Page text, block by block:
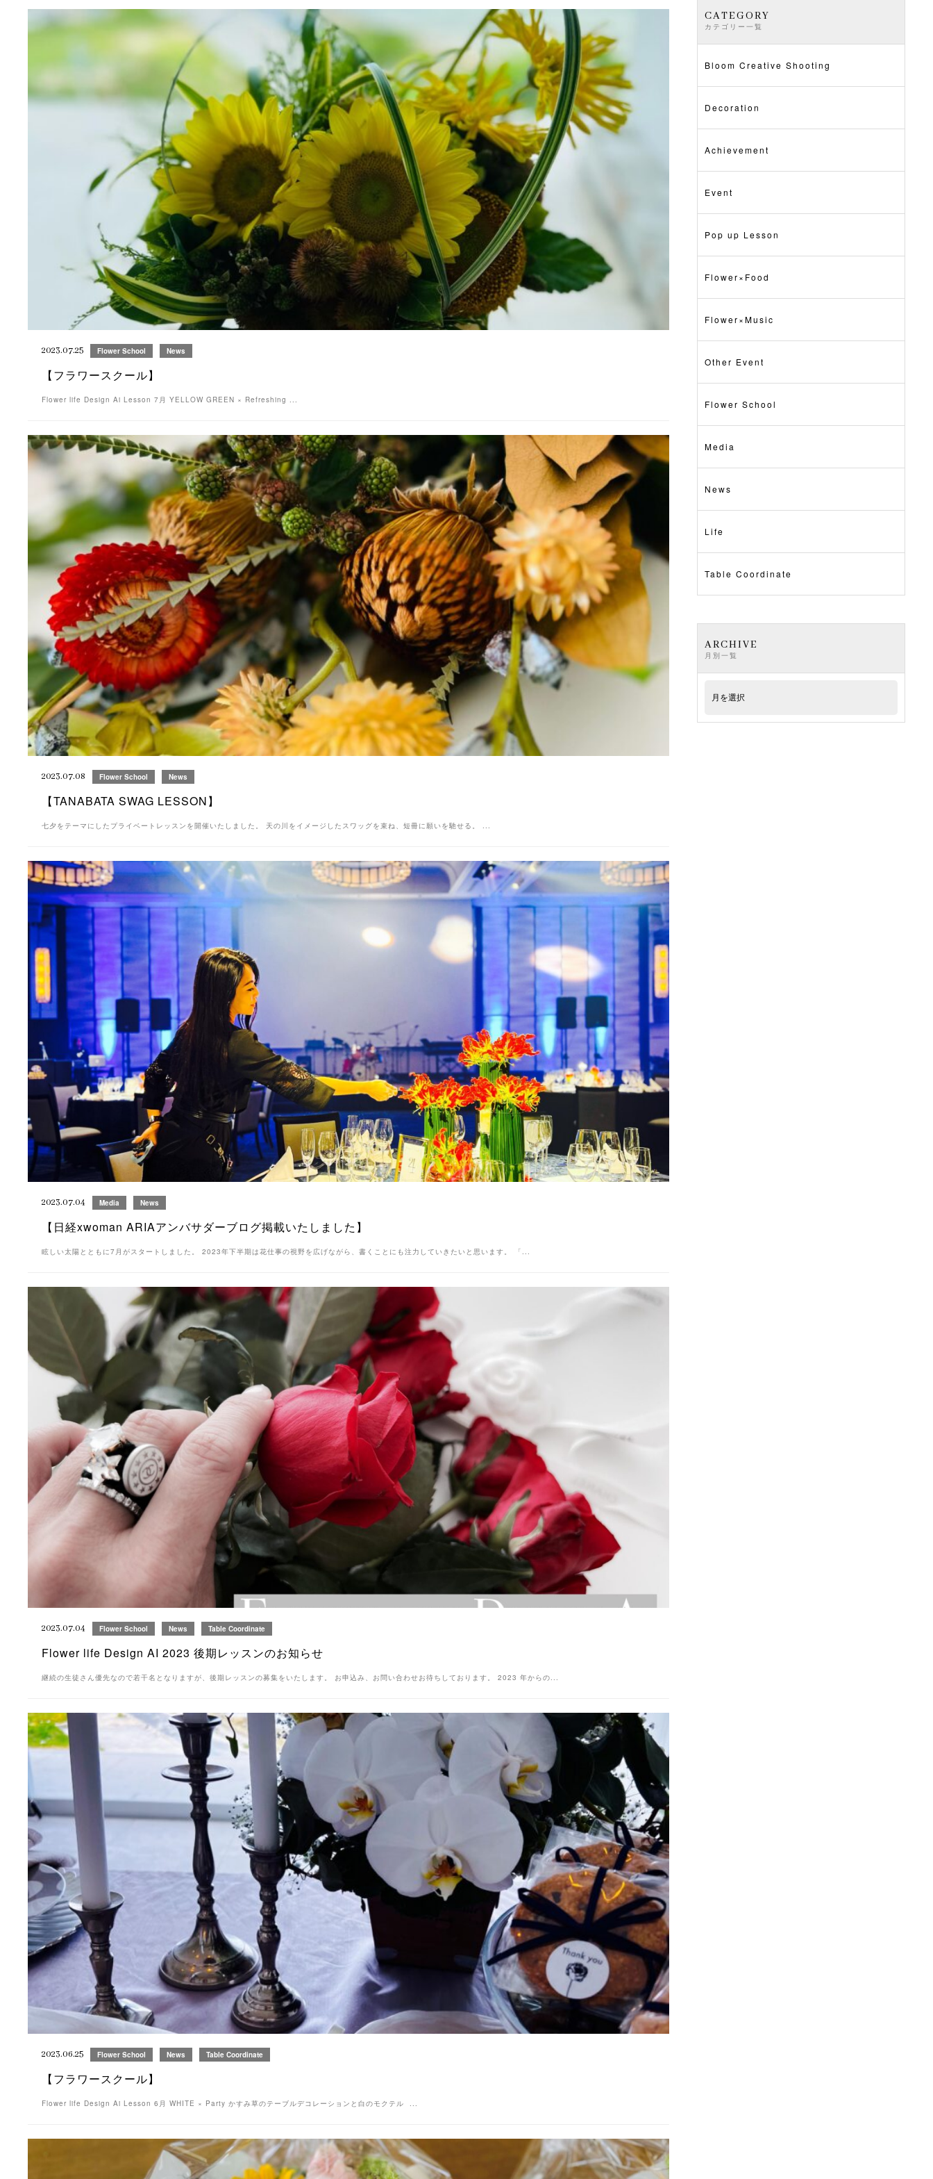
2023.07.25 Flower School News
【フラワースクール】
Flower life Design Ai Lesson 7月 YELLOW GREEN × Refreshing ...
2023.07.08 Flower School News
【TANABATA SWAG LESSON】
七夕をテーマにしたプライベートレッスンを開催いたしました。 天の川をイメージしたスワッグを束ね、短冊に願いを馳せる。 ...
2023.07.04 Media News
【日経xwoman ARIAアンバサダーブログ掲載いたしました】
眩しい太陽とともに7月がスタートしました。 2023年下半期は花仕事の視野を広げながら、書くことにも注力していきたいと思います。 「...
2023.07.04 Flower School News Table Coordinate
Flower life Design AI 2023 後期レッスンのお知らせ
継続の生徒さん優先なので若干名となりますが、後期レッスンの募集をいたします。 お申込み、お問い合わせお待ちしております。 2023 年からの...
2023.06.25 Flower School News Table Coordinate
【フラワースクール】
Flower life Design Ai Lesson 6月 WHITE × Party かすみ草のテーブルデコレーションと白のモクテル ...
CATEGORY
カテゴリー一覧
Bloom Creative Shooting
Decoration
Achievement
Event
Pop up Lesson
Flower×Food
Flower×Music
Other Event
Flower School
Media
News
Life
Table Coordinate
ARCHIVE
月別一覧